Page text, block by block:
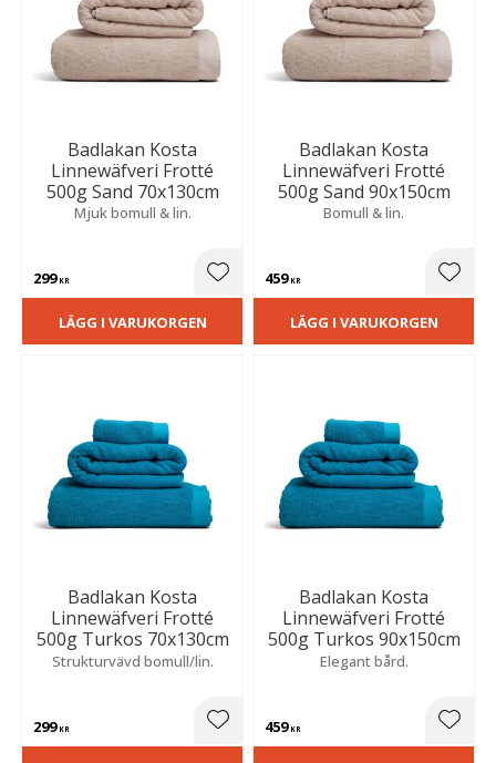
Badlakan Kosta
Linnewäfveri Frotté
500g Sand 70x130cm
Mjuk bomull & lin.
299KR Lägg till i favoriter
LÄGG I VARUKORGEN
Badlakan Kosta
Linnewäfveri Frotté
500g Sand 90x150cm
Bomull & lin.
459KR
LÄGG I VARUKORGEN
Badlakan Kosta
Linnewäfveri Frotté
500g Turkos 70x130cm
Strukturvävd bomull/lin.
299KR Lägg till i favoriter
Badlakan Kosta
Linnewäfveri Frotté
500g Turkos 90x150cm
Elegant bård.
459KR